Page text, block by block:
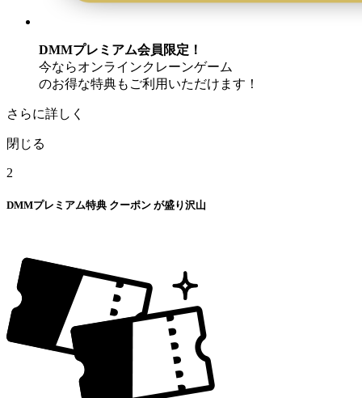
DMMプレミアム会員限定！
今ならオンラインクレーンゲーム
のお得な特典もご利用いただけます！
さらに詳しく
閉じる
2
DMMプレミアム特典 クーポン が盛り沢山